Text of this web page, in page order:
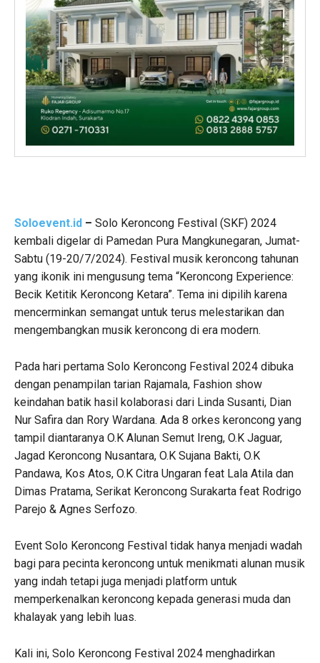
Soloevent.id – Solo Keroncong Festival (SKF) 2024
kembali digelar di Pamedan Pura Mangkunegaran, Jumat-
Sabtu (19-20/7/2024). Festival musik keroncong tahunan
yang ikonik ini mengusung tema “Keroncong Experience:
Becik Ketitik Keroncong Ketara”. Tema ini dipilih karena
mencerminkan semangat untuk terus melestarikan dan
mengembangkan musik keroncong di era modern.
Pada hari pertama Solo Keroncong Festival 2024 dibuka
dengan penampilan tarian Rajamala, Fashion show
keindahan batik hasil kolaborasi dari Linda Susanti, Dian
Nur Safira dan Rory Wardana. Ada 8 orkes keroncong yang
tampil diantaranya O.K Alunan Semut Ireng, O.K Jaguar,
Jagad Keroncong Nusantara, O.K Sujana Bakti, O.K
Pandawa, Kos Atos, O.K Citra Ungaran feat Lala Atila dan
Dimas Pratama, Serikat Keroncong Surakarta feat Rodrigo
Parejo & Agnes Serfozo.
Event Solo Keroncong Festival tidak hanya menjadi wadah
bagi para pecinta keroncong untuk menikmati alunan musik
yang indah tetapi juga menjadi platform untuk
memperkenalkan keroncong kepada generasi muda dan
khalayak yang lebih luas.
Kali ini, Solo Keroncong Festival 2024 menghadirkan